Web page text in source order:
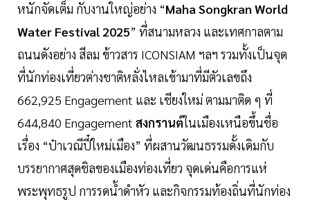
หนักจัดเต็ม กับงานใหญ่อย่าง “Maha Songkran World
Water Festival 2025” ที่สนามหลวง และเทศกาลตาม
ถนนดังอย่าง สีลม ข้าวสาร ICONSIAM ฯลฯ รวมทั้งเป็นจุด
ที่นักท่องเที่ยวต่างชาติหลั่งไหลเข้ามาที่มีตัวเลขถึง
662,925 Engagement และ เชียงใหม่ ตามมาติด ๆ ที่
644,840 Engagement สงกรานต์ในเมืองเหนือขึ้นชื่อ
เรื่อง “ป๋าเวณีปี๋ใหม่เมือง” ที่ผสานวัฒนธรรมดั้งเดิมกับ
บรรยากาศสุดชิลของเมืองท่องเที่ยว จุดเด่นคือการแห่
พระพุทธรูป การรดน้ำดำหัว และกิจกรรมท้องถิ่นที่นักท่อง